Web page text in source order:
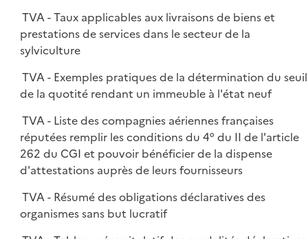
TVA - Taux applicables aux livraisons de biens et
prestations de services dans le secteur de la
sylviculture
TVA - Exemples pratiques de la détermination du seuil
de la quotité rendant un immeuble à l'état neuf
TVA - Liste des compagnies aériennes françaises
réputées remplir les conditions du 4° du II de l'article
262 du CGI et pouvoir bénéficier de la dispense
d'attestations auprès de leurs fournisseurs
TVA - Résumé des obligations déclaratives des
organismes sans but lucratif